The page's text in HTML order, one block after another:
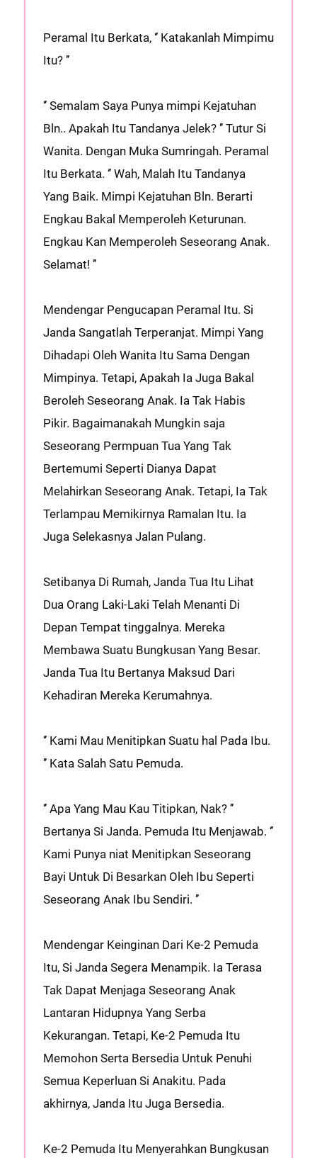
Peramal Itu Berkata, ‘’ Katakanlah Mimpimu
Itu? ’’
‘’ Semalam Saya Punya mimpi Kejatuhan
Bln.. Apakah Itu Tandanya Jelek? ’’ Tutur Si
Wanita. Dengan Muka Sumringah. Peramal
Itu Berkata. ‘’ Wah, Malah Itu Tandanya
Yang Baik. Mimpi Kejatuhan Bln. Berarti
Engkau Bakal Memperoleh Keturunan.
Engkau Kan Memperoleh Seseorang Anak.
Selamat! ’’
Mendengar Pengucapan Peramal Itu. Si
Janda Sangatlah Terperanjat. Mimpi Yang
Dihadapi Oleh Wanita Itu Sama Dengan
Mimpinya. Tetapi, Apakah Ia Juga Bakal
Beroleh Seseorang Anak. Ia Tak Habis
Pikir. Bagaimanakah Mungkin saja
Seseorang Permpuan Tua Yang Tak
Bertemumi Seperti Dianya Dapat
Melahirkan Seseorang Anak. Tetapi, Ia Tak
Terlampau Memikirnya Ramalan Itu. Ia
Juga Selekasnya Jalan Pulang.
Setibanya Di Rumah, Janda Tua Itu Lihat
Dua Orang Laki-Laki Telah Menanti Di
Depan Tempat tinggalnya. Mereka
Membawa Suatu Bungkusan Yang Besar.
Janda Tua Itu Bertanya Maksud Dari
Kehadiran Mereka Kerumahnya.
‘’ Kami Mau Menitipkan Suatu hal Pada Ibu.
’’ Kata Salah Satu Pemuda.
‘’ Apa Yang Mau Kau Titipkan, Nak? ’’
Bertanya Si Janda. Pemuda Itu Menjawab. ‘’
Kami Punya niat Menitipkan Seseorang
Bayi Untuk Di Besarkan Oleh Ibu Seperti
Seseorang Anak Ibu Sendiri. ’’
Mendengar Keinginan Dari Ke-2 Pemuda
Itu, Si Janda Segera Menampik. Ia Terasa
Tak Dapat Menjaga Seseorang Anak
Lantaran Hidupnya Yang Serba
Kekurangan. Tetapi, Ke-2 Pemuda Itu
Memohon Serta Bersedia Untuk Penuhi
Semua Keperluan Si Anakitu. Pada
akhirnya, Janda Itu Juga Bersedia.
Ke-2 Pemuda Itu Menyerahkan Bungkusan